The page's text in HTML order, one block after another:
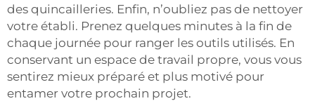
des quincailleries. Enfin, n’oubliez pas de nettoyer
votre établi. Prenez quelques minutes à la fin de
chaque journée pour ranger les outils utilisés. En
conservant un espace de travail propre, vous vous
sentirez mieux préparé et plus motivé pour
entamer votre prochain projet.